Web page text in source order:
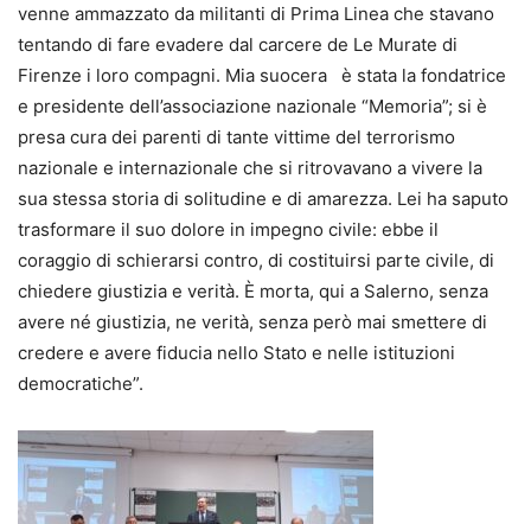
venne ammazzato da militanti di Prima Linea che stavano
tentando di fare evadere dal carcere de Le Murate di
Firenze i loro compagni. Mia suocera è stata la fondatrice
e presidente dell’associazione nazionale “Memoria”; si è
presa cura dei parenti di tante vittime del terrorismo
nazionale e internazionale che si ritrovavano a vivere la
sua stessa storia di solitudine e di amarezza. Lei ha saputo
trasformare il suo dolore in impegno civile: ebbe il
coraggio di schierarsi contro, di costituirsi parte civile, di
chiedere giustizia e verità. È morta, qui a Salerno, senza
avere né giustizia, ne verità, senza però mai smettere di
credere e avere fiducia nello Stato e nelle istituzioni
democratiche”.